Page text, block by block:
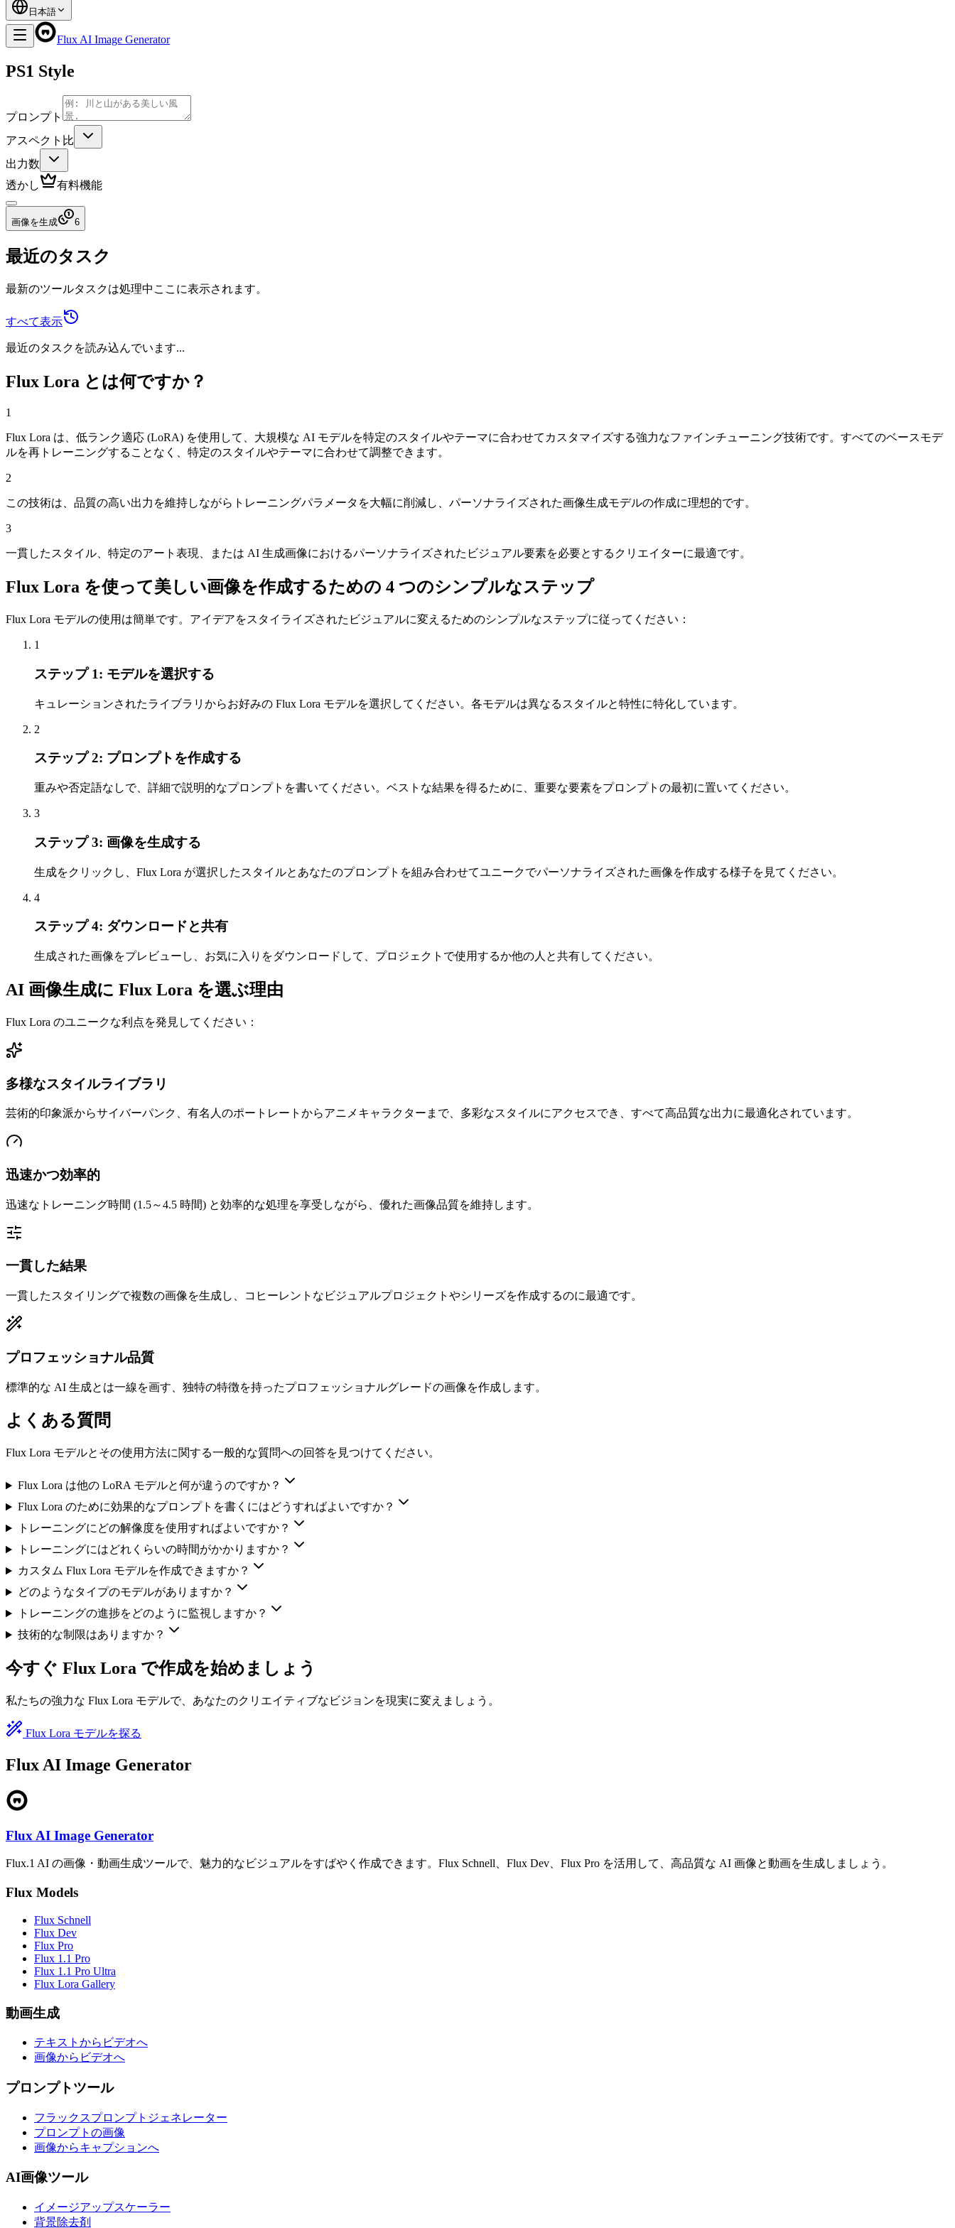
日本語
Flux AI Image Generator
PS1 Style
プロンプト
アスペクト比
出力数
透かし
有料機能
画像を生成 6
最近のタスク
最新のツールタスクは処理中ここに表示されます。
すべて表示
最近のタスクを読み込んでいます...
Flux Lora とは何ですか？
1
Flux Lora は、低ランク適応 (LoRA) を使用して、大規模な AI モデルを特定のスタイルやテーマに合わせてカスタマイズする強力なファインチューニング技術です。すべてのベースモデ
ルを再トレーニングすることなく、特定のスタイルやテーマに合わせて調整できます。
2
この技術は、品質の高い出力を維持しながらトレーニングパラメータを大幅に削減し、パーソナライズされた画像生成モデルの作成に理想的です。
3
一貫したスタイル、特定のアート表現、または AI 生成画像におけるパーソナライズされたビジュアル要素を必要とするクリエイターに最適です。
Flux Lora を使って美しい画像を作成するための 4 つのシンプルなステップ
Flux Lora モデルの使用は簡単です。アイデアをスタイライズされたビジュアルに変えるためのシンプルなステップに従ってください：
1
ステップ 1: モデルを選択する
キュレーションされたライブラリからお好みの Flux Lora モデルを選択してください。各モデルは異なるスタイルと特性に特化しています。
2
ステップ 2: プロンプトを作成する
重みや否定語なしで、詳細で説明的なプロンプトを書いてください。ベストな結果を得るために、重要な要素をプロンプトの最初に置いてください。
3
ステップ 3: 画像を生成する
生成をクリックし、Flux Lora が選択したスタイルとあなたのプロンプトを組み合わせてユニークでパーソナライズされた画像を作成する様子を見てください。
4
ステップ 4: ダウンロードと共有
生成された画像をプレビューし、お気に入りをダウンロードして、プロジェクトで使用するか他の人と共有してください。
AI 画像生成に Flux Lora を選ぶ理由
Flux Lora のユニークな利点を発見してください：
多様なスタイルライブラリ
芸術的印象派からサイバーパンク、有名人のポートレートからアニメキャラクターまで、多彩なスタイルにアクセスでき、すべて高品質な出力に最適化されています。
迅速かつ効率的
迅速なトレーニング時間 (1.5～4.5 時間) と効率的な処理を享受しながら、優れた画像品質を維持します。
一貫した結果
一貫したスタイリングで複数の画像を生成し、コヒーレントなビジュアルプロジェクトやシリーズを作成するのに最適です。
プロフェッショナル品質
標準的な AI 生成とは一線を画す、独特の特徴を持ったプロフェッショナルグレードの画像を作成します。
よくある質問
Flux Lora モデルとその使用方法に関する一般的な質問への回答を見つけてください。
Flux Lora は他の LoRA モデルと何が違うのですか？
Flux Lora のために効果的なプロンプトを書くにはどうすればよいですか？
トレーニングにどの解像度を使用すればよいですか？
トレーニングにはどれくらいの時間がかかりますか？
カスタム Flux Lora モデルを作成できますか？
どのようなタイプのモデルがありますか？
トレーニングの進捗をどのように監視しますか？
技術的な制限はありますか？
今すぐ Flux Lora で作成を始めましょう
私たちの強力な Flux Lora モデルで、あなたのクリエイティブなビジョンを現実に変えましょう。
Flux Lora モデルを探る
Flux AI Image Generator
Flux AI Image Generator
Flux.1 AI の画像・動画生成ツールで、魅力的なビジュアルをすばやく作成できます。Flux Schnell、Flux Dev、Flux Pro を活用して、高品質な AI 画像と動画を生成しましょう。
Flux Models
Flux Schnell
Flux Dev
Flux Pro
Flux 1.1 Pro
Flux 1.1 Pro Ultra
Flux Lora Gallery
動画生成
テキストからビデオへ
画像からビデオへ
プロンプトツール
フラックスプロンプトジェネレーター
プロンプトの画像
画像からキャプションへ
AI画像ツール
イメージアップスケーラー
背景除去剤